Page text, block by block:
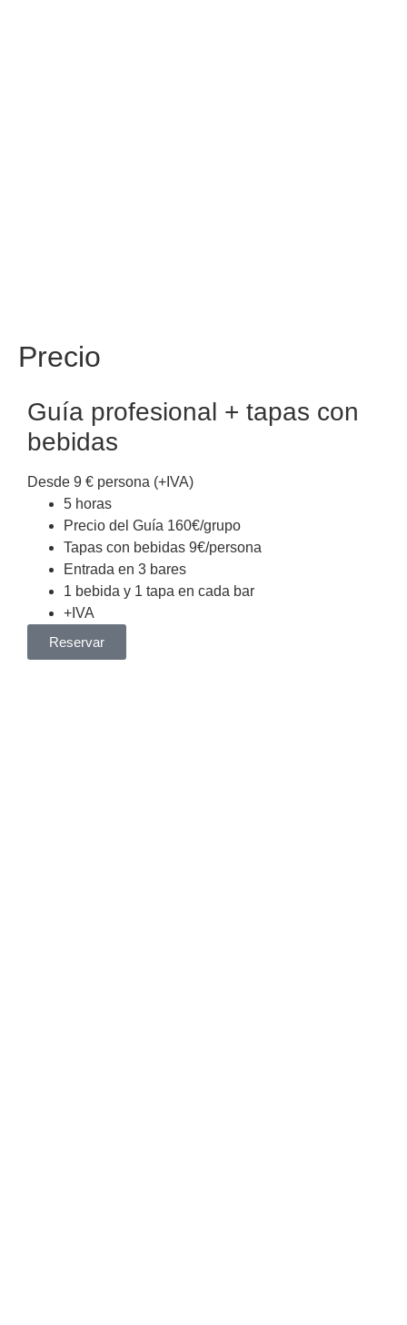
Precio
Guía profesional + tapas con
bebidas
Desde 9 € persona (+IVA)
5 horas
Precio del Guía 160€/grupo
Tapas con bebidas 9€/persona
Entrada en 3 bares
1 bebida y 1 tapa en cada bar
+IVA
Reservar